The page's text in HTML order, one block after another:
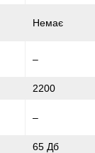
Немає
–
2200
–
65 Дб